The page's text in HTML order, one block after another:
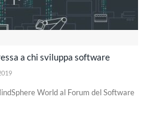
a chi sviluppa software
World al Forum del Software